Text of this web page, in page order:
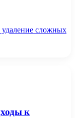
удаление сложных
к